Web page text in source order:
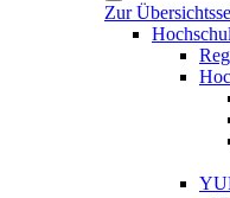
Zur